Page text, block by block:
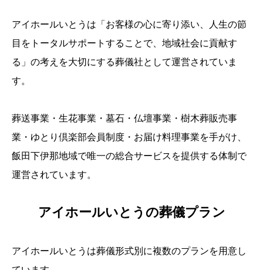
アイホールいとうは「お客様の心に寄り添い、人生の節
目をトータルサポートすることで、地域社会に貢献す
る」の考えを大切にする葬儀社として運営されていま
す。
葬送事業・生花事業・墓石・仏壇事業・樹木葬販売事
業・ゆとり倶楽部会員制度・お届け料理事業を手がけ、
飯田下伊那地域で唯一の総合サービスを提供する体制で
運営されています。
アイホールいとうの葬儀プラン
アイホールいとうは葬儀形式別に複数のプランを用意し